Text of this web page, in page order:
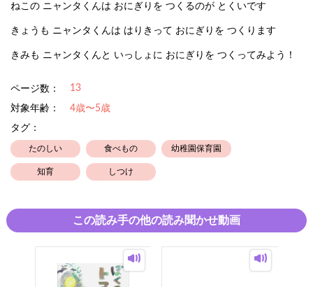
ねこの ニャンタくんは おにぎりを つくるのが とくいです
きょうも ニャンタくんは はりきって おにぎりを つくります
きみも ニャンタくんと いっしょに おにぎりを つくってみよう！
ページ数： 13
対象年齢：
4歳〜5歳
タグ：
たのしい 食べもの 幼稚園保育園
知育 しつけ
この読み手の他の読み聞かせ動画